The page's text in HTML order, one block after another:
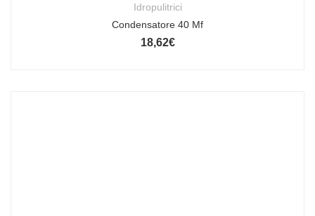
Idropulitrici
Condensatore 40 Mf
18,62€